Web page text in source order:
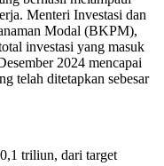
Menteri Investasi dan
Modal (BKPM),
investasi yang masuk
2024 mencapai
telah ditetapkan sebesar
triliun, dari target